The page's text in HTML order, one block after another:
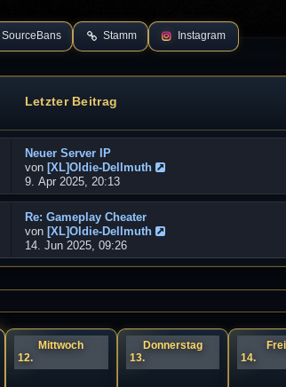
SourceBans Stamm Instagram
Letzter Beitrag
Neuer Server IP
von [XL]Oldie-Dellmuth
N
e
e
s
t
e
B
t
r
a
9. Apr 2025, 20:13
Re: Gameplay Cheater
von [XL]Oldie-Dellmuth
N
e
e
t
e
B
e
14. Jun 2025, 09:26
Mittwoch
12.
Donnerstag
13.
14.